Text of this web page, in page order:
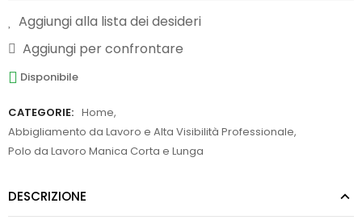
Aggiungi alla lista dei desideri
Aggiungi per confrontare
Disponibile
CATEGORIE: Home,
Abbigliamento da Lavoro e Alta Visibilità Professionale,
Polo da Lavoro Manica Corta e Lunga
DESCRIZIONE